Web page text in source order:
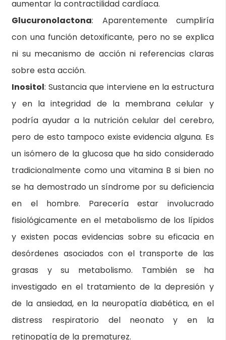
aumentar la contractilidad cardíaca.
Glucuronolactona: Aparentemente cumpliría
con una función detoxificante, pero no se explica
ni su mecanismo de acción ni referencias claras
sobre esta acción.
Inositol: Sustancia que interviene en la estructura
y en la integridad de la membrana celular y
podría ayudar a la nutrición celular del cerebro,
pero de esto tampoco existe evidencia alguna. Es
un isómero de la glucosa que ha sido considerado
tradicionalmente como una vitamina B si bien no
se ha demostrado un síndrome por su deficiencia
en el hombre. Parecería estar involucrado
fisiológicamente en el metabolismo de los lípidos
y existen pocas evidencias sobre su eficacia en
desórdenes asociados con el transporte de las
grasas y su metabolismo. También se ha
investigado en el tratamiento de la depresión y
de la ansiedad, en la neuropatía diabética, en el
distress respiratorio del neonato y en la
retinopatía de la prematurez.